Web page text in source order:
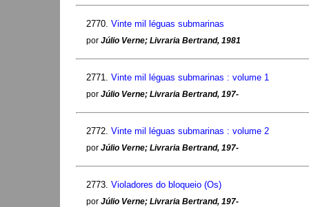
2770. Vinte mil léguas submarinas
por Júlio Verne; Livraria Bertrand, 1981
2771. Vinte mil léguas submarinas : volume 1
por Júlio Verne; Livraria Bertrand, 197-
2772. Vinte mil léguas submarinas : volume 2
por Júlio Verne; Livraria Bertrand, 197-
2773. Violadores do bloqueio (Os)
por Júlio Verne; Livraria Bertrand, 197-